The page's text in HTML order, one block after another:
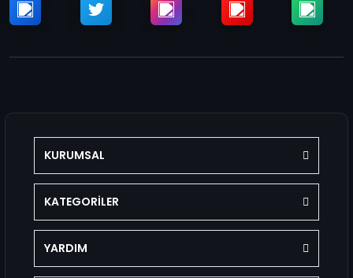
KURUMSAL
KATEGORİLER
YARDIM